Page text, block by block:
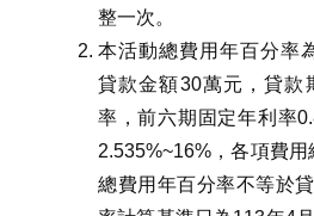
整一次。
本活動總費用年百分率
貸款金額30萬元，貸款
率，前六期固定年利率
2.535%~16%，各項費用
總費用年百分率不等於